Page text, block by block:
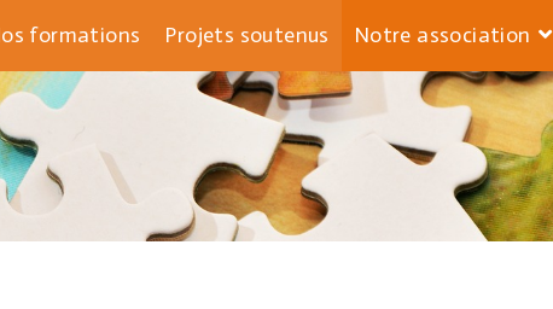
formations Projets soutenus Notre association